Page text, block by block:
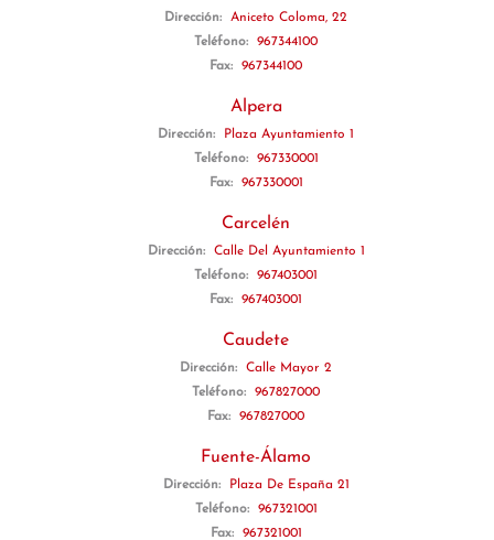
Dirección:
Aniceto Coloma, 22
Teléfono:
967344100
Fax:
967344100
Alpera
Dirección:
Plaza Ayuntamiento 1
Teléfono:
967330001
Fax:
967330001
Carcelén
Dirección:
Calle Del Ayuntamiento 1
Teléfono:
967403001
Fax:
967403001
Caudete
Dirección:
Calle Mayor 2
Teléfono:
967827000
Fax:
967827000
Fuente-Álamo
Dirección:
Plaza De España 21
Teléfono:
967321001
Fax:
967321001